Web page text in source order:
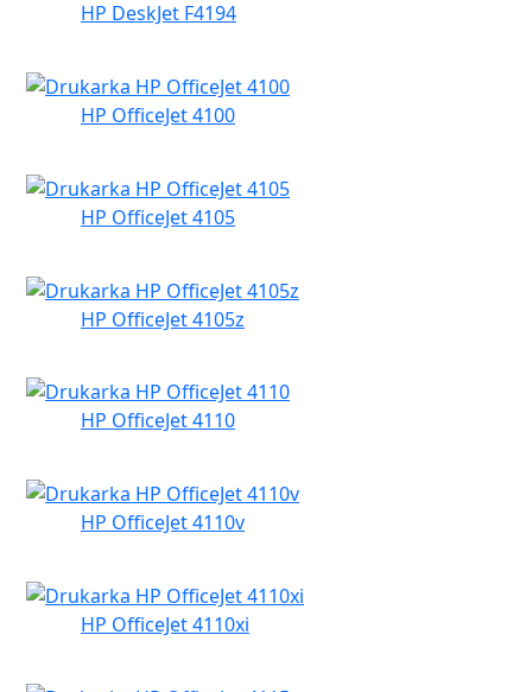
HP DeskJet F4194
HP OfficeJet 4100
HP OfficeJet 4105
HP OfficeJet 4105z
HP OfficeJet 4110
HP OfficeJet 4110v
HP OfficeJet 4110xi